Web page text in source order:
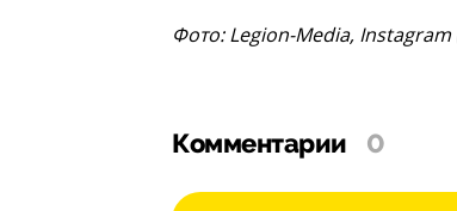
Фото: Legion-Media,
Комментарии 0